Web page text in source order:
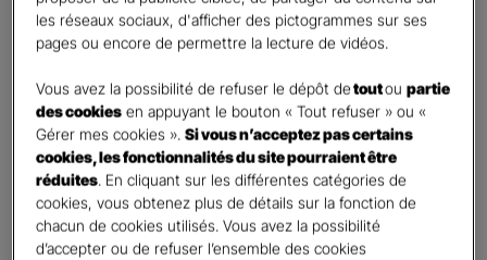
Téléphone*
No
country
selected
E-mail*
Informations complémentaires (facultatif)
les réseaux sociaux, d'afficher des pictogrammes sur ses
pages ou encore de permettre la lecture de vidéos.
Vous avez la possibilité de refuser le dépôt detoutoupartie
des cookies en appuyant le bouton « Tout refuser » ou «
Gérer mes cookies ».Si vous n’acceptez pas certains
cookies, les fonctionnalités du site pourraient être
réduites. En cliquant sur les différentes catégories de
cookies, vous obtenez plus de détails sur la fonction de
chacun de cookies utilisés. Vous avez la possibilité
d’accepter ou de refuser l’ensemble des cookies